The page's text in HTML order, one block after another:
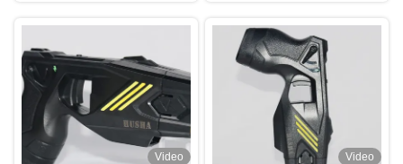
Strafverfolgungsbehörden
Video
Video